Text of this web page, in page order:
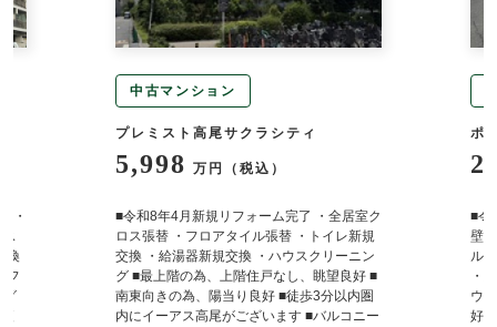
・
換
フ
グ
中古マンション
プレミスト高尾サクラシティ
5,998 万円（税込）
■令和8年4月新規リフォーム完了 ・全居室ク
ロス張替 ・フロアタイル張替 ・トイレ新規
交換 ・給湯器新規交換 ・ハウスクリーニン
グ ■最上階の為、上階住戸なし、眺望良好 ■
南東向きの為、陽当り良好 ■徒歩3分以内圏
内にイーアス高尾がございます ■バルコニー
ポ
■令
壁
ル
・
ウ
好